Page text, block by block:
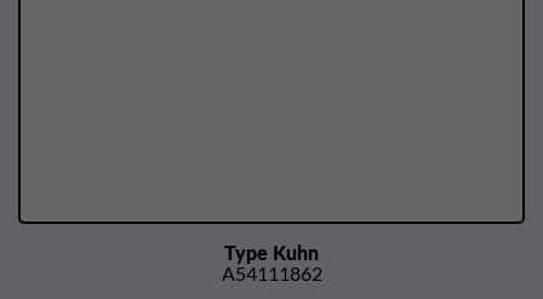
Type Kuhn
A54111862